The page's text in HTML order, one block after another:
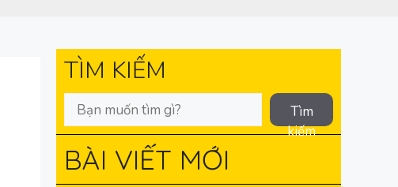
TÌM KIẾM
Tìm
kiếm
BÀI VIẾT MỚI